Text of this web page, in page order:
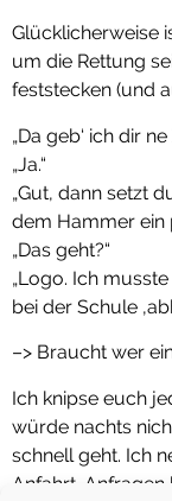
Glücklicherweise
um die Rettung
feststecken (und
„Da geb‘ ich dir
„Ja.“
„Gut, dann setzt
dem Hammer ein
„Das geht?“
„Logo. Ich
bei der Schule
–> Braucht wer
Ich knipse euch
würde nachts
schnell geht. Ich
Anfahrt.